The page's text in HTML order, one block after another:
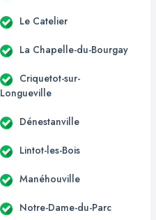
Le Catelier
La Chapelle-du-Bourgay
Criquetot-sur-
Longueville
Dénestanville
Lintot-les-Bois
Manéhouville
Notre-Dame-du-Parc